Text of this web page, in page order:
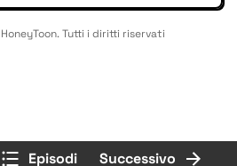
Tutti i diritti riservati
Episodi Successivo